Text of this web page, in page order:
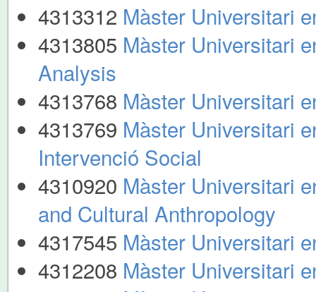
4313312 Màster Universitari
4313805 Màster Universitari
Analysis
4313768 Màster Universitari
4313769 Màster Universitari
Intervenció Social
4310920 Màster Universitari
and Cultural Anthropology
4317545 Màster Universitari
4312208 Màster Universitari